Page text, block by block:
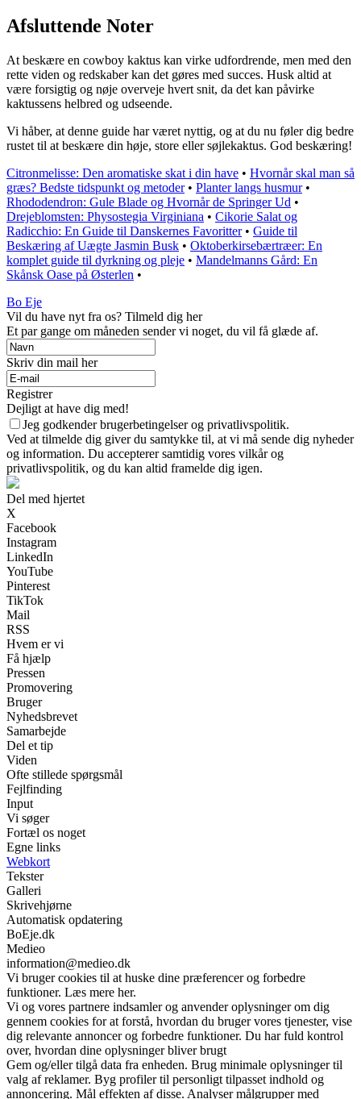
Afsluttende Noter
At beskære en cowboy kaktus kan virke udfordrende, men med den
rette viden og redskaber kan det gøres med succes. Husk altid at
være forsigtig og nøje overveje hvert snit, da det kan påvirke
kaktussens helbred og udseende.
Vi håber, at denne guide har været nyttig, og at du nu føler dig bedre
rustet til at beskære din høje, store eller søjlekaktus. God beskæring!
Citronmelisse: Den aromatiske skat i din have • Hvornår skal man så
græs? Bedste tidspunkt og metoder• Planter langs husmur•
Rhododendron: Gule Blade og Hvornår de Springer Ud •
Drejeblomsten: Physostegia Virginiana • Cikorie Salat og
Radicchio: En Guide til Danskernes Favoritter• Guide til
Beskæring af Uægte Jasmin Busk • Oktoberkirsebærtræer: En
komplet guide til dyrkning og pleje • Mandelmanns Gård: En
Skånsk Oase på Østerlen •
Bo Eje
Vil du have nyt fra os? Tilmeld dig her
Et par gange om måneden sender vi noget, du vil få glæde af.
Skriv din mail her
Registrer
Dejligt at have dig med!
Jeg godkender brugerbetingelser og privatlivspolitik.
Ved at tilmelde dig giver du samtykke til, at vi må sende dig nyheder
og information. Du accepterer samtidig vores vilkår og
privatlivspolitik, og du kan altid framelde dig igen.
Del med hjertet
X
Facebook
Instagram
LinkedIn
YouTube
Pinterest
TikTok
Mail
RSS
Hvem er vi
Få hjælp
Pressen
Promovering
Bruger
Nyhedsbrevet
Samarbejde
Del et tip
Viden
Ofte stillede spørgsmål
Fejlfinding
Input
Vi søger
Fortæl os noget
Egne links
Webkort
Tekster
Galleri
Skrivehjørne
Automatisk opdatering
BoEje.dk
Medieo
information@medieo.dk
Vi bruger cookies til at huske dine præferencer og forbedre
funktioner. Læs mere her.
Vi og vores partnere indsamler og anvender oplysninger om dig
gennem cookies for at forstå, hvordan du bruger vores tjenester, vise
dig relevante annoncer og forbedre funktioner. Du har fuld kontrol
over, hvordan dine oplysninger bliver brugt
Gem og/eller tilgå data fra enheden. Brug minimale oplysninger til
valg af reklamer. Byg profiler til personligt tilpasset indhold og
annoncering. Mål effekten af disse. Analyser målgrupper med